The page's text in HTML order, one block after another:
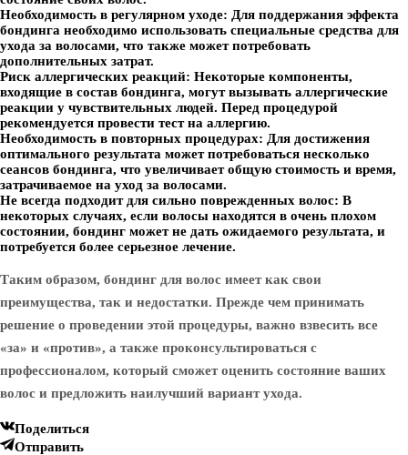
Необходимость в регулярном уходе: Для поддержания эффекта
бондинга необходимо использовать специальные средства для
ухода за волосами, что также может потребовать
дополнительных затрат.
Риск аллергических реакций: Некоторые компоненты,
входящие в состав бондинга, могут вызывать аллергические
реакции у чувствительных людей. Перед процедурой
рекомендуется провести тест на аллергию.
Необходимость в повторных процедурах: Для достижения
оптимального результата может потребоваться несколько
сеансов бондинга, что увеличивает общую стоимость и время,
затрачиваемое на уход за волосами.
Не всегда подходит для сильно поврежденных волос: В
некоторых случаях, если волосы находятся в очень плохом
состоянии, бондинг может не дать ожидаемого результата, и
потребуется более серьезное лечение.
Таким образом, бондинг для волос имеет как свои
преимущества, так и недостатки. Прежде чем принимать
решение о проведении этой процедуры, важно взвесить все
«за» и «против», а также проконсультироваться с
профессионалом, который сможет оценить состояние ваших
волос и предложить наилучший вариант ухода.
Поделиться
Отправить